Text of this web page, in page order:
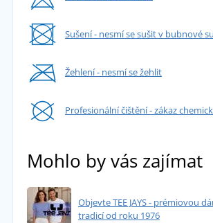
Sušení - nesmí se sušit v bubnové
Žehlení - nesmí se žehlit
Profesionální čištění - zákaz
Mohlo by vás zajímat
Objevte TEE JAYS - prémiovou
tradicí od roku 1976